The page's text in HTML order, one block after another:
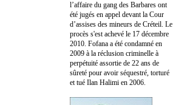
l’affaire du gang des Barbares ont
été jugés en appel devant la Cour
d’assises des mineurs de Créteil. Le
procès s'est achevé le 17 décembre
2010. Fofana a été condamné en
2009 à la réclusion criminelle à
perpétuité assortie de 22 ans de
sûreté pour avoir séquestré, torturé
et tué Ilan Halimi en 2006.